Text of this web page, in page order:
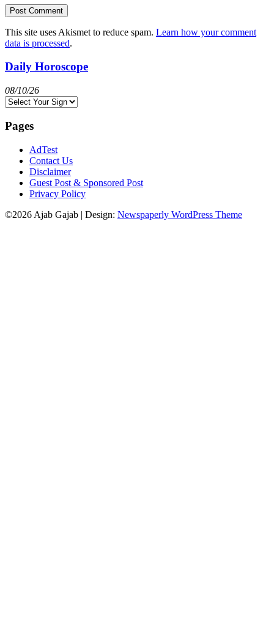
This site uses Akismet to reduce spam. Learn how your comment
data is processed.
Daily Horoscope
08/10/26
Pages
AdTest
Contact Us
Disclaimer
Guest Post & Sponsored Post
Privacy Policy
©2026 Ajab Gajab | Design: Newspaperly WordPress Theme